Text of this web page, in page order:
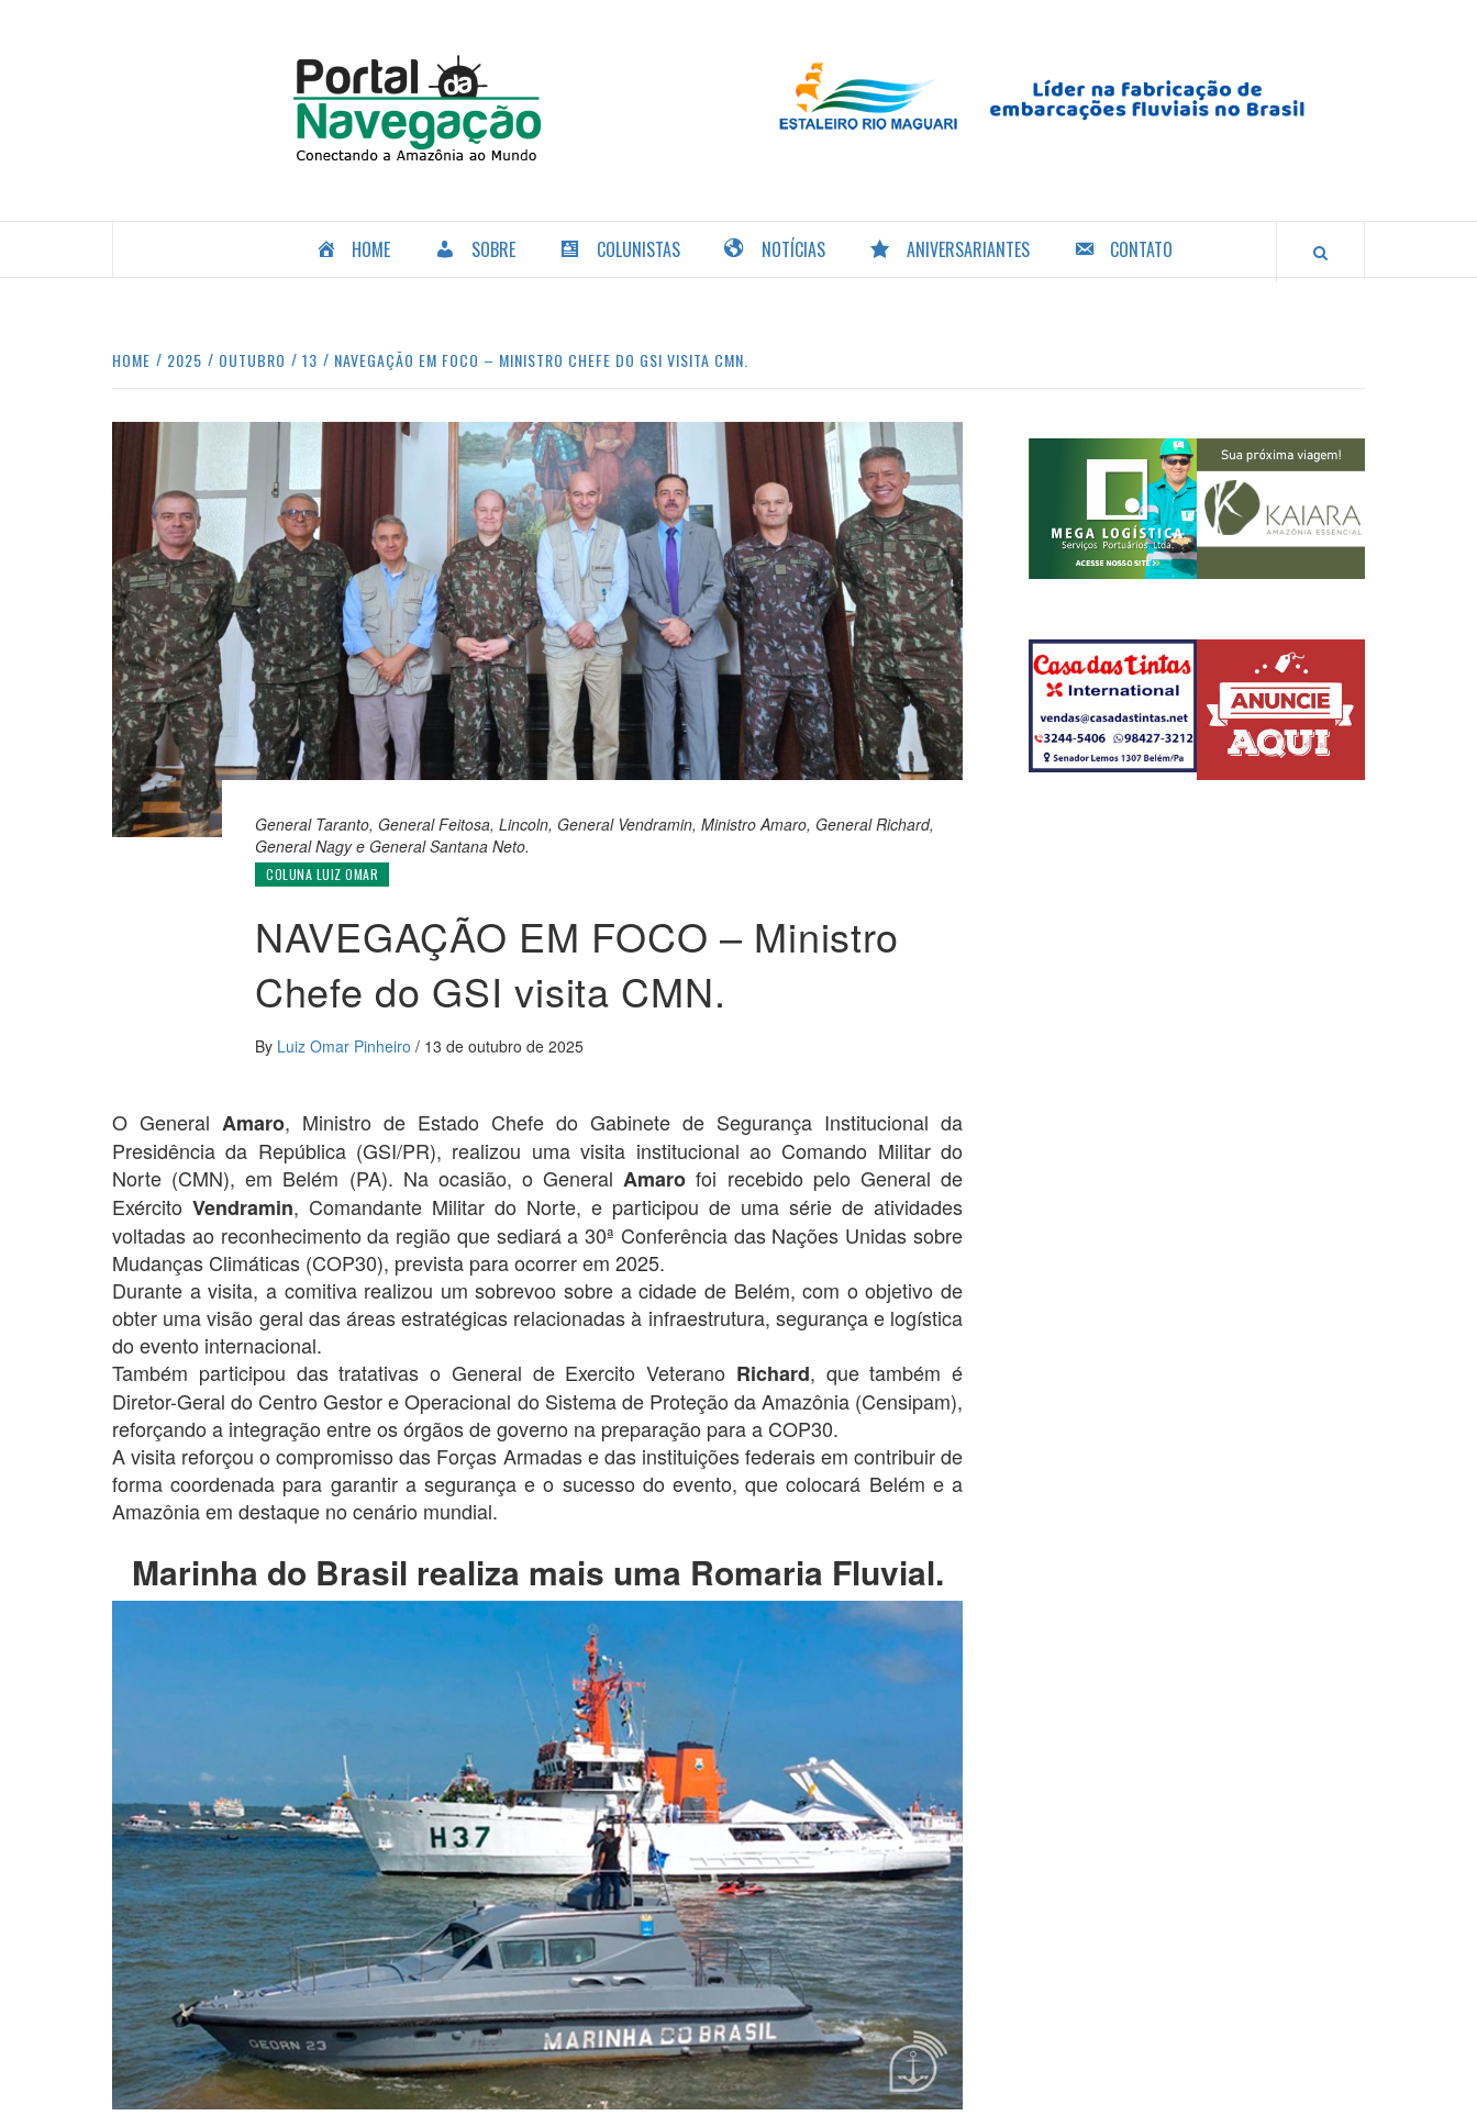
NAVEGAÇÃO
HOME SOBRE COLUNISTAS NOTÍCIAS ANIVERSARIANTES CONTATO
HOME 2025 OUTUBRO 13 NAVEGAÇÃO EM FOCO – MINISTRO CHEFE DO GSI VISITA CMN.
General Taranto, General Feitosa, Lincoln, General Vendramin, Ministro Amaro, General Richard,
General Nagy e General Santana Neto.
COLUNA LUIZ OMAR
NAVEGAÇÃO EM FOCO – Ministro
Chefe do GSI visita CMN.
By Luiz Omar Pinheiro / 13 de outubro de 2025
O General Amaro, Ministro de Estado Chefe do Gabinete de Segurança Institucional da
Presidência da República (GSI/PR), realizou uma visita institucional ao Comando Militar do
Norte (CMN), em Belém (PA). Na ocasião, o General Amaro foi recebido pelo General de
Exército Vendramin, Comandante Militar do Norte, e participou de uma série de atividades
voltadas ao reconhecimento da região que sediará a 30ª Conferência das Nações Unidas sobre
Mudanças Climáticas (COP30), prevista para ocorrer em 2025.
Durante a visita, a comitiva realizou um sobrevoo sobre a cidade de Belém, com o objetivo de
obter uma visão geral das áreas estratégicas relacionadas à infraestrutura, segurança e logística
do evento internacional.
Também participou das tratativas o General de Exercito Veterano Richard, que também é
Diretor-Geral do Centro Gestor e Operacional do Sistema de Proteção da Amazônia (Censipam),
reforçando a integração entre os órgãos de governo na preparação para a COP30.
A visita reforçou o compromisso das Forças Armadas e das instituições federais em contribuir de
forma coordenada para garantir a segurança e o sucesso do evento, que colocará Belém e a
Amazônia em destaque no cenário mundial.
Marinha do Brasil realiza mais uma Romaria Fluvial.